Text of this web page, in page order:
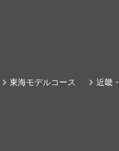
東海モデルコース 近畿